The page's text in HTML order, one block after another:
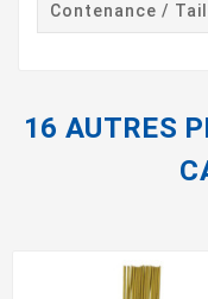
Contenance /
16 AUTRES